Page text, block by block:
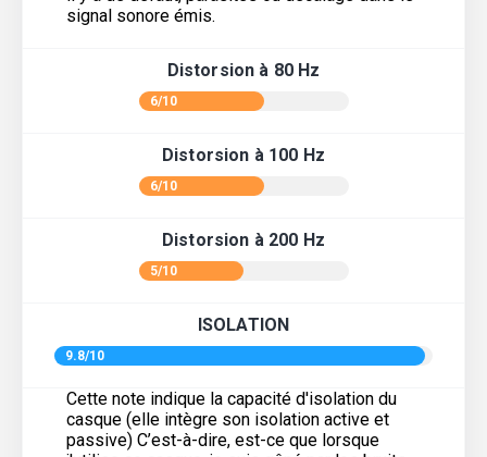
signal sonore émis.
Distorsion à 80 Hz
6/10
Distorsion à 100 Hz
6/10
Distorsion à 200 Hz
5/10
ISOLATION
9.8/10
Cette note indique la capacité d'isolation du
casque (elle intègre son isolation active et
passive) C’est-à-dire, est-ce que lorsque